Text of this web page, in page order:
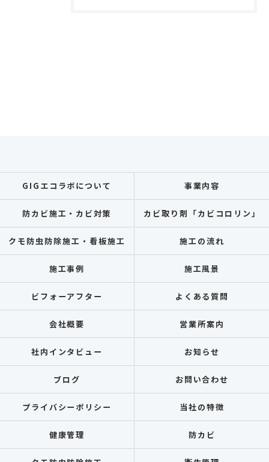
GIGエコラボについて 事業内容
防カビ施工・カビ対策 カビ取り剤「カビコロリン」
クモ防虫防除施工・看板施工 施工の流れ
施工事例 施工風景
ビフォーアフター よくある質問
会社概要 営業所案内
社内インタビュー お知らせ
ブログ お問い合わせ
プライバシーポリシー 当社の特徴
健康管理 防カビ